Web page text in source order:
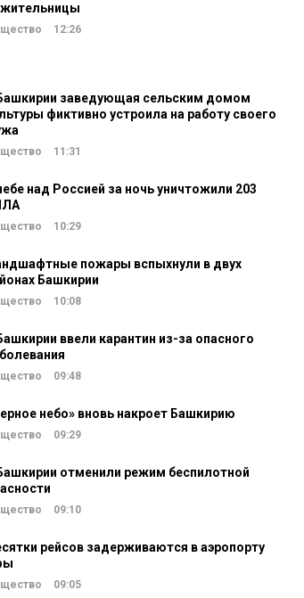
12:26
заведующая сельским домом
фиктивно устроила на работу своего
11:31
над Россией за ночь уничтожили 203
10:29
пожары вспыхнули в двух
Башкирии
10:08
ввели карантин из-за опасного
09:48
небо» вновь накроет Башкирию
09:29
отменили режим беспилотной
09:10
рейсов задерживаются в аэропорту
09:05